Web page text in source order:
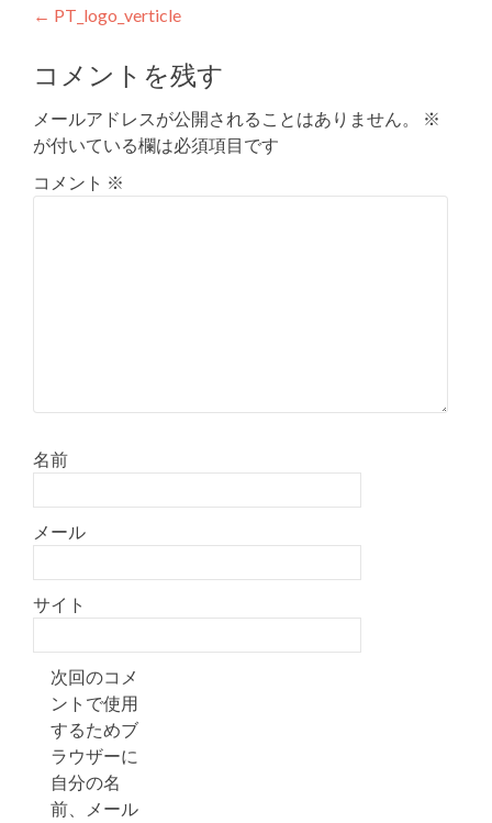
投
稿
ナ
ビ
ゲ
← PT_logo_verticle
コメントを残す
メールアドレスが公開されることはありません。
※
が付いている欄は必須項目です
コメント ※
名前
メール
サイト
次回のコメ
ントで使用
するためブ
ラウザーに
自分の名
前、メール